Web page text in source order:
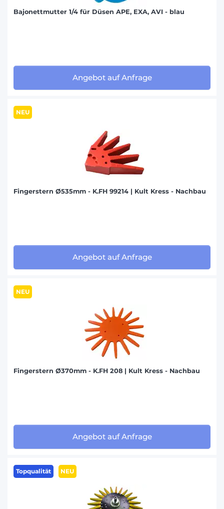
Bajonettmutter 1/4 für Düsen APE, EXA, AVI - blau
Angebot auf Anfrage
NEU
Fingerstern Ø535mm - K.FH 99214 | Kult Kress - Nachbau
Angebot auf Anfrage
NEU
Fingerstern Ø370mm - K.FH 208 | Kult Kress - Nachbau
Angebot auf Anfrage
Topqualität NEU